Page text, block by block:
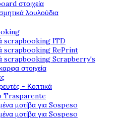
στοιχεία
λουλούδια
scrapbooking ITD
scrapbooking RePrint
scrapbooking Scrapberry's
στοιχεία
- Κοπτικά
Trasparente
μοτίβα για Sospeso
μοτίβα για Sospeso